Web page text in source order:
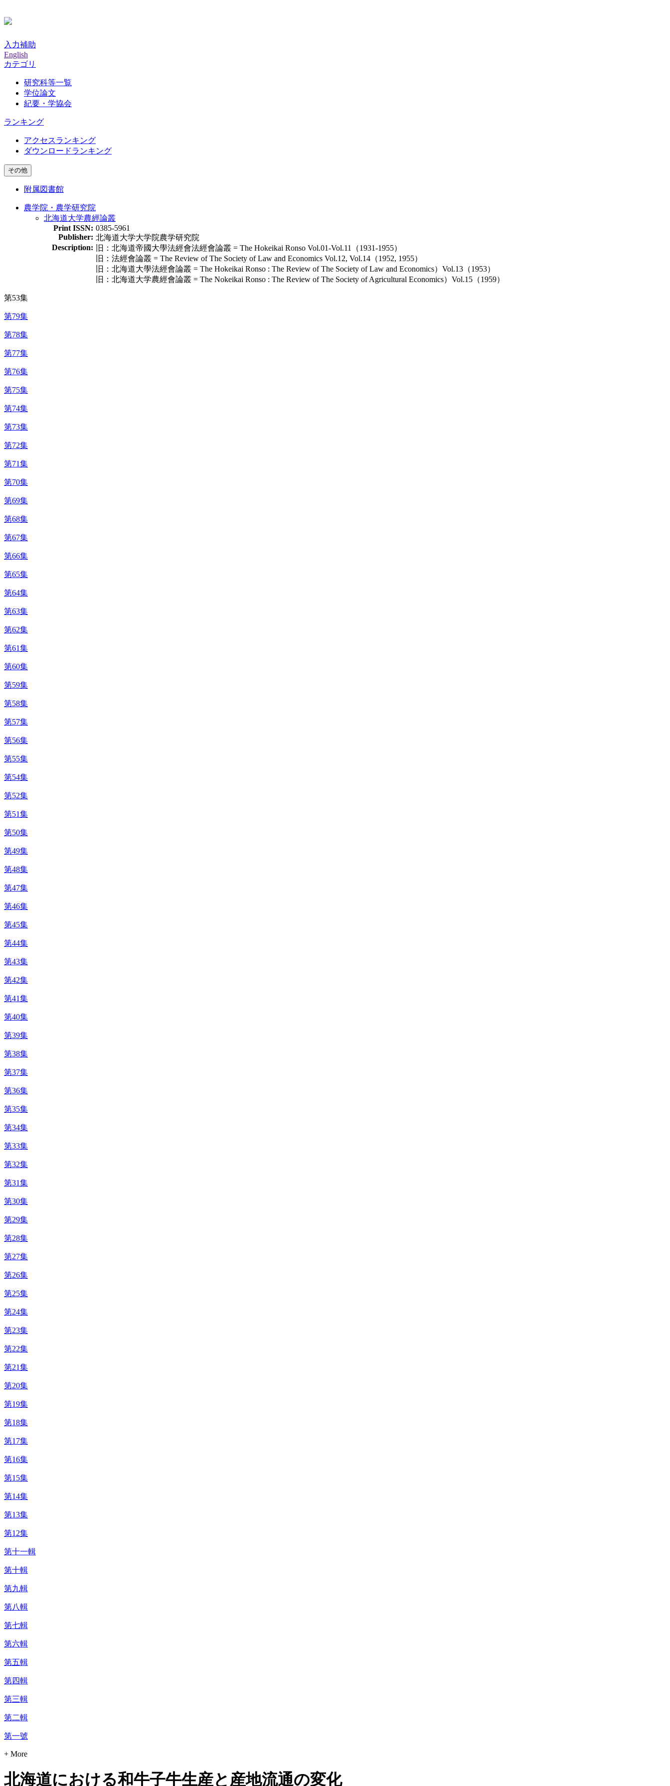
入力補助
English
カテゴリ
研究科等一覧
学位論文
紀要・学協会
ランキング
アクセスランキング
ダウンロードランキング
その他
附属図書館
農学院・農学研究院
北海道大学農經論叢
Print ISSN: 0385-5961
Publisher: 北海道大学大学院農学研究院
Description:
旧：北海道帝國大學法經會法經會論叢 = The Hokeikai Ronso Vol.01-Vol.11（1931-1955）
旧：法經會論叢 = The Review of The Society of Law and Economics Vol.12, Vol.14（1952, 1955）
旧：北海道大學法經會論叢 = The Hokeikai Ronso : The Review of The Society of Law and Economics）Vol.13（1953）
旧：北海道大学農經會論叢 = The Nokeikai Ronso : The Review of The Society of Agricultural Economics）Vol.15（1959）
第53集
第79集
第78集
第77集
第76集
第75集
第74集
第73集
第72集
第71集
第70集
第69集
第68集
第67集
第66集
第65集
第64集
第63集
第62集
第61集
第60集
第59集
第58集
第57集
第56集
第55集
第54集
第52集
第51集
第50集
第49集
第48集
第47集
第46集
第45集
第44集
第43集
第42集
第41集
第40集
第39集
第38集
第37集
第36集
第35集
第34集
第33集
第32集
第31集
第30集
第29集
第28集
第27集
第26集
第25集
第24集
第23集
第22集
第21集
第20集
第19集
第18集
第17集
第16集
第15集
第14集
第13集
第12集
第十一輯
第十輯
第九輯
第八輯
第七輯
第六輯
第五輯
第四輯
第三輯
第二輯
第一號
+ More
北海道における和牛子牛生産と産地流通の変化